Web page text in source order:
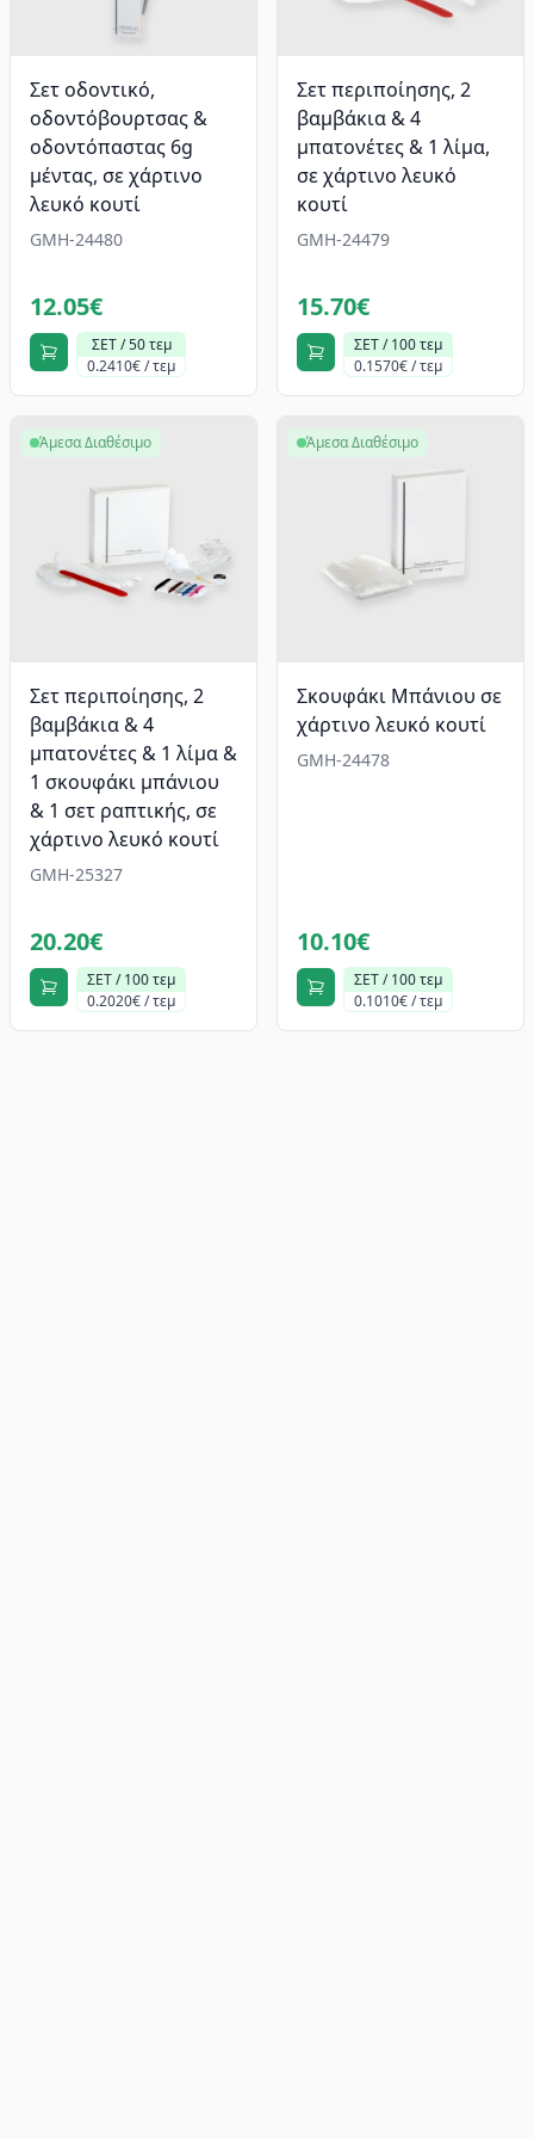
Σετ οδοντικό,
οδοντόβουρτσας &
οδοντόπαστας 6g
μέντας, σε χάρτινο
λευκό κουτί
GMH-24480
12.05€
ΣΕΤ / 50 τεμ
0.2410€ / τεμ
Σετ περιποίησης, 2
βαμβάκια & 4
μπατονέτες & 1 λίμα,
σε χάρτινο λευκό
κουτί
GMH-24479
15.70€
ΣΕΤ / 100 τεμ
0.1570€ / τεμ
Σετ περιποίησης, 2
βαμβάκια & 4
μπατονέτες & 1 λίμα &
1 σκουφάκι μπάνιου
& 1 σετ ραπτικής, σε
χάρτινο λευκό κουτί
GMH-25327
20.20€
ΣΕΤ / 100 τεμ
0.2020€ / τεμ
Άμεσα Διαθέσιμο
Σκουφάκι Μπάνιου σε
χάρτινο λευκό κουτί
GMH-24478
10.10€
ΣΕΤ / 100 τεμ
0.1010€ / τεμ
Άμεσα Διαθέσιμο